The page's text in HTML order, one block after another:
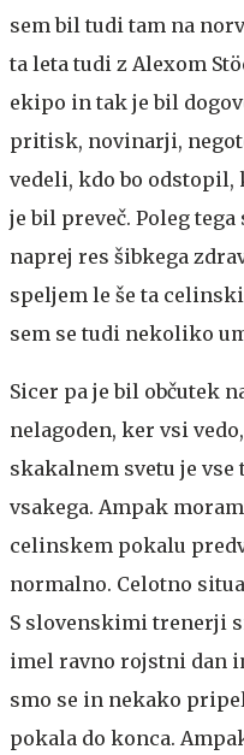
sem bil tudi tam na
ta leta tudi z Alexom
ekipo in tak je bil
pritisk, novinarji,
vedeli, kdo bo odstopil,
je bil preveč. Poleg
naprej res šibkega
speljem le še ta
sem se tudi nekoliko
Sicer pa je bil občutek
nelagoden, ker vsi
skakalnem svetu je vse
vsakega. Ampak
celinskem pokalu
normalno. Celotno
S slovenskimi trenerji
imel ravno rojstni dan
smo se in nekako
pokala do konca.